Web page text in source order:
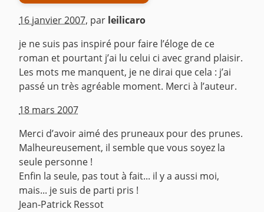
16 janvier 2007, par leilicaro
je ne suis pas inspiré pour faire l’éloge de ce
roman et pourtant j’ai lu celui ci avec grand plaisir.
Les mots me manquent, je ne dirai que cela : j’ai
passé un très agréable moment. Merci à l’auteur.
^
18 mars 2007
Merci d’avoir aimé des pruneaux pour des prunes.
Malheureusement, il semble que vous soyez la
seule personne !
Enfin la seule, pas tout à fait... il y a aussi moi,
mais... je suis de parti pris !
Jean-Patrick Ressot